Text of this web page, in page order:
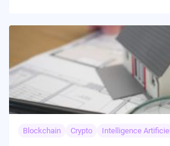
Blockchain Crypto Intelligence